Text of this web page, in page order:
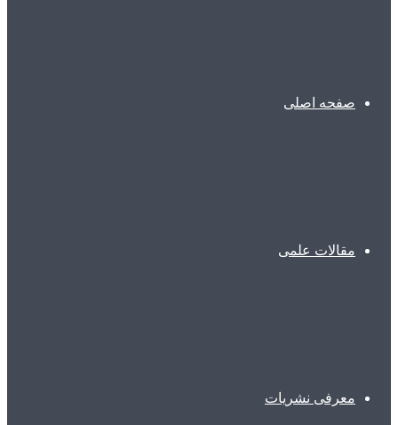
صفحه اصلی
مقالات علمی
معرفی نشریات